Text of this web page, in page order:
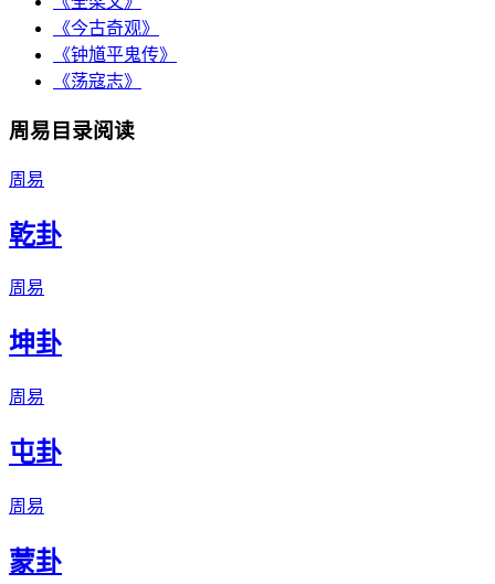
《今古奇观》
《钟馗平鬼传》
《荡寇志》
周易目录阅读
周易
乾卦
周易
坤卦
周易
屯卦
周易
蒙卦